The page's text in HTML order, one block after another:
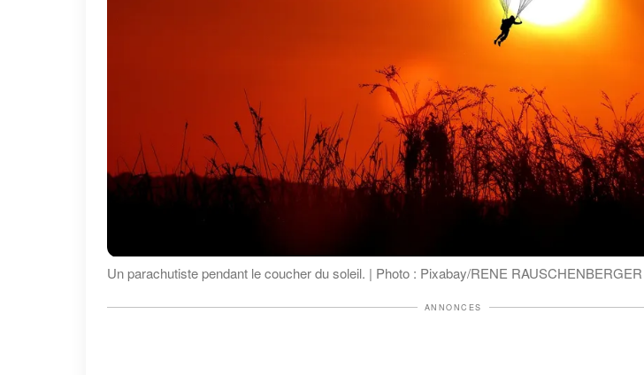
Un parachutiste pendant le coucher du soleil. | Photo : Pixabay/RENE RAUSCHENBERGER
ANNONCES